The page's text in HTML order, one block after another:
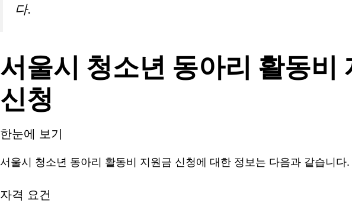
다.
서울시 청소년 동아리 활동비
신청
한눈에 보기
서울시 청소년 동아리 활동비 지원금 신청에 대한 정보는 다음과 같습니다.
자격 요건